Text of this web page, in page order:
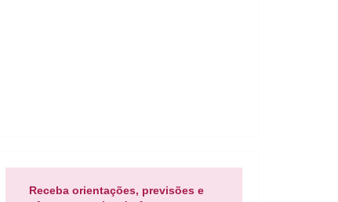
Receba orientações, previsões e